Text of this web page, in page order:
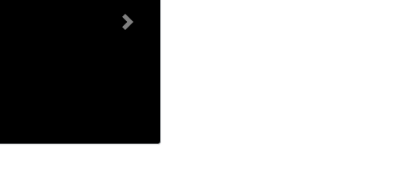
Next